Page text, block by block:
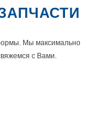
Мы максимально
с Вами.